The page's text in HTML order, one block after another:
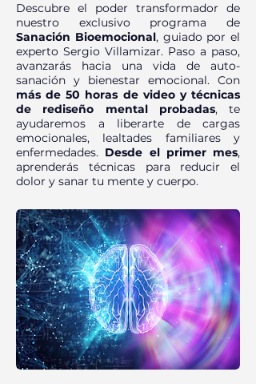
Descubre el poder transformador de
nuestro exclusivo programa de
Sanación Bioemocional, guiado por el
experto Sergio Villamizar. Paso a paso,
avanzarás hacia una vida de auto-
sanación y bienestar emocional. Con
más de 50 horas de video y técnicas
de rediseño mental probadas, te
ayudaremos a liberarte de cargas
emocionales, lealtades familiares y
enfermedades. Desde el primer mes,
aprenderás técnicas para reducir el
dolor y sanar tu mente y cuerpo.